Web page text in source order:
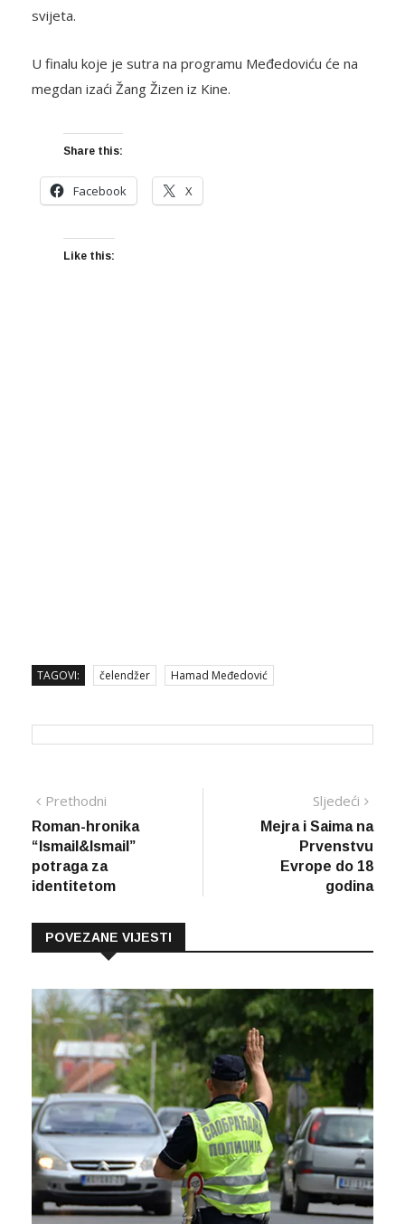
svijeta.
U finalu koje je sutra na programu Međedoviću će na
megdan izaći Žang Žizen iz Kine.
Share this:
Facebook X
Like this:
TAGOVI: čelendžer Hamad Međedović
Navigacija
članaka
Prethodni
vijest
Roman-hronika
“Ismail&Ismail”
potraga za
identitetom
Sljedeći
Mejra i Saima na
Prvenstvu
Evrope do 18
godina
POVEZANE VIJESTI